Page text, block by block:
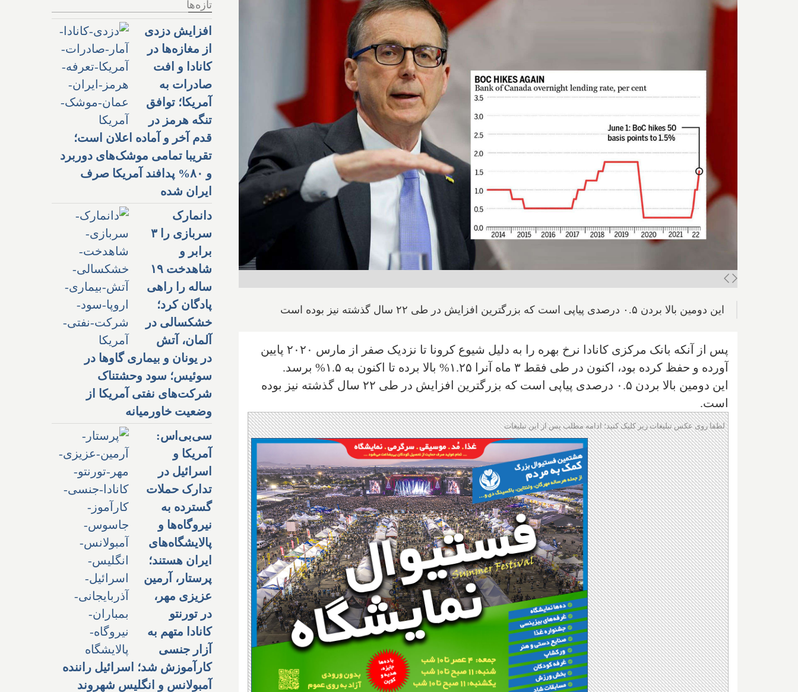
این دومین بالا بردن ۰.۵ درصدی پیاپی است که بزرگترین افزایش در طی ۲۲ سال گذشته نیز بوده است
پس از آنکه بانک مرکزی کانادا نرخ بهره را به دلیل شیوع کرونا تا نزدیک صفر از مارس ۲۰۲۰ پایین
آورده و حفظ کرده بود، اکنون در طی فقط ۳ ماه آنرا ۱.۲۵% بالا برده تا اکنون به ۱.۵% برسد.
این دومین بالا بردن ۰.۵ درصدی پیاپی است که بزرگترین افزایش در طی ۲۲ سال گذشته نیز بوده
است.
لطفا روی عکس تبلیغات زیر کلیک کنید؛ ادامه مطلب پس از این تبلیغات
تازه‌ها
افزایش دزدی
از مغازه‌ها در
کانادا و افت
صادرات به
آمریکا؛ توافق
تنگه هرمز در
قدم آخر و آماده اعلان است؛
تقریبا تمامی موشک‌های دوربرد
و ۸۰% پدافند آمریکا صرف
ایران شده
دانمارک
سربازی را ۳
برابر و
شاهدخت ۱۹
ساله را راهی
پادگان کرد؛
خشکسالی در
آلمان، آتش
در یونان و بیماری گاوها در
سوئیس؛ سود وحشتناک
شرکت‌های نفتی آمریکا از
وضعیت خاورمیانه
سی‌بی‌اس:
آمریکا و
اسرائیل در
تدارک حملات
گسترده به
نیروگاه‌ها و
پالایشگاه‌های
ایران هستند؛
پرستار، آرمین
عزیزی مهر،
در تورنتو
کانادا متهم به
آزار جنسی
کارآموزش شد؛ اسرائیل راننده
آمبولانس و انگلیس شهروند